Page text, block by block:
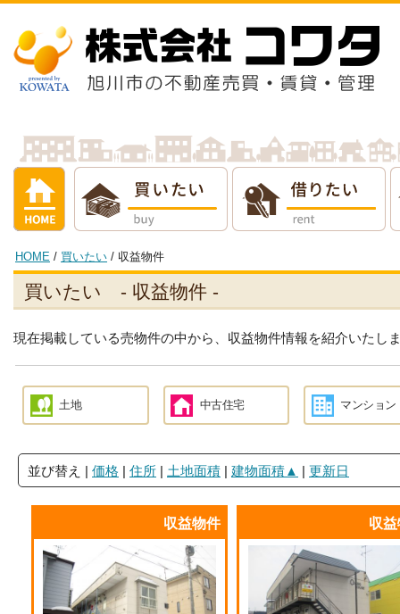
HOME / 買いたい / 収益物件
買いたい - 収益物件 -
現在掲載している売物件の中から、収益物件情報を紹介いたし
土地 中古住宅 マンション
並び替え | 価格 | 住所 | 土地面積 | 建物面積▲ | 更新日
収益物件 収